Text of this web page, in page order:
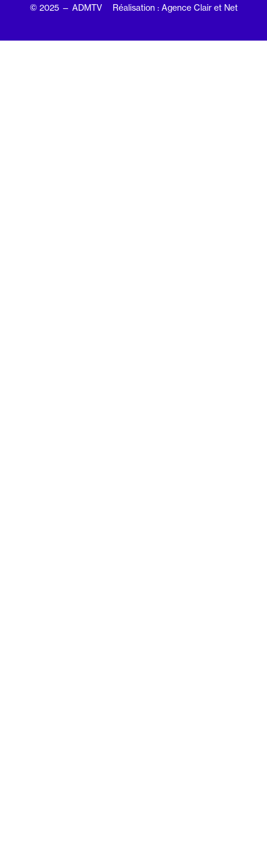
© 2025 — ADMTV Réalisation : Agence Clair et Net